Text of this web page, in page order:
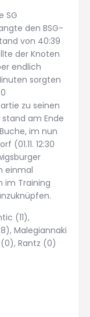
SG
den BSG-
von 40:39
der Knoten
endlich
sorgten
zu seinen
am Ende
im nun
(01.11. 12:30
einmal
im Training
(11),
Malegiannaki
Rantz (0)